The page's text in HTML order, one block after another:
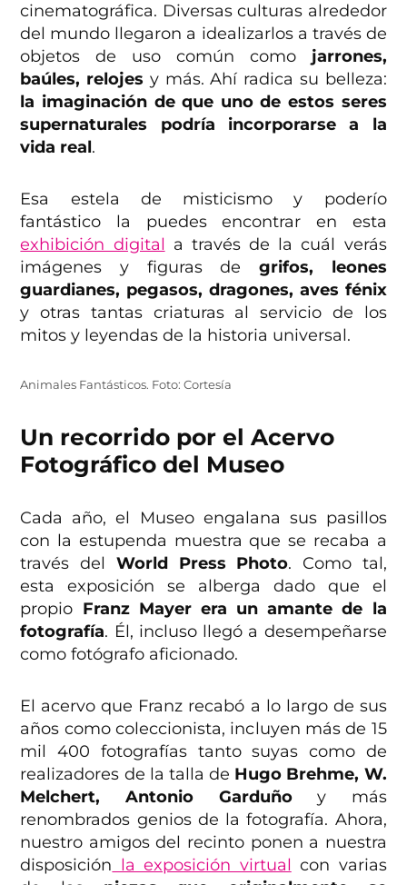
cinematográfica. Diversas culturas alrededor
del mundo llegaron a idealizarlos a través de
objetos de uso común como jarrones,
baúles, relojes y más. Ahí radica su belleza:
la imaginación de que uno de estos seres
supernaturales podría incorporarse a la
vida real.
Esa estela de misticismo y poderío
fantástico la puedes encontrar en esta
exhibición digital a través de la cuál verás
imágenes y figuras de grifos, leones
guardianes, pegasos, dragones, aves fénix
y otras tantas criaturas al servicio de los
mitos y leyendas de la historia universal.
Animales Fantásticos. Foto: Cortesía
Un recorrido por el Acervo
Fotográfico del Museo
Cada año, el Museo engalana sus pasillos
con la estupenda muestra que se recaba a
través del World Press Photo. Como tal,
esta exposición se alberga dado que el
propio Franz Mayer era un amante de la
fotografía. Él, incluso llegó a desempeñarse
como fotógrafo aficionado.
El acervo que Franz recabó a lo largo de sus
años como coleccionista, incluyen más de 15
mil 400 fotografías tanto suyas como de
realizadores de la talla de Hugo Brehme, W.
Melchert, Antonio Garduñoy más
renombrados genios de la fotografía. Ahora,
nuestro amigos del recinto ponen a nuestra
disposición la exposición virtual con varias